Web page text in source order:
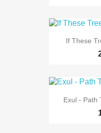
If These
Exul - Path